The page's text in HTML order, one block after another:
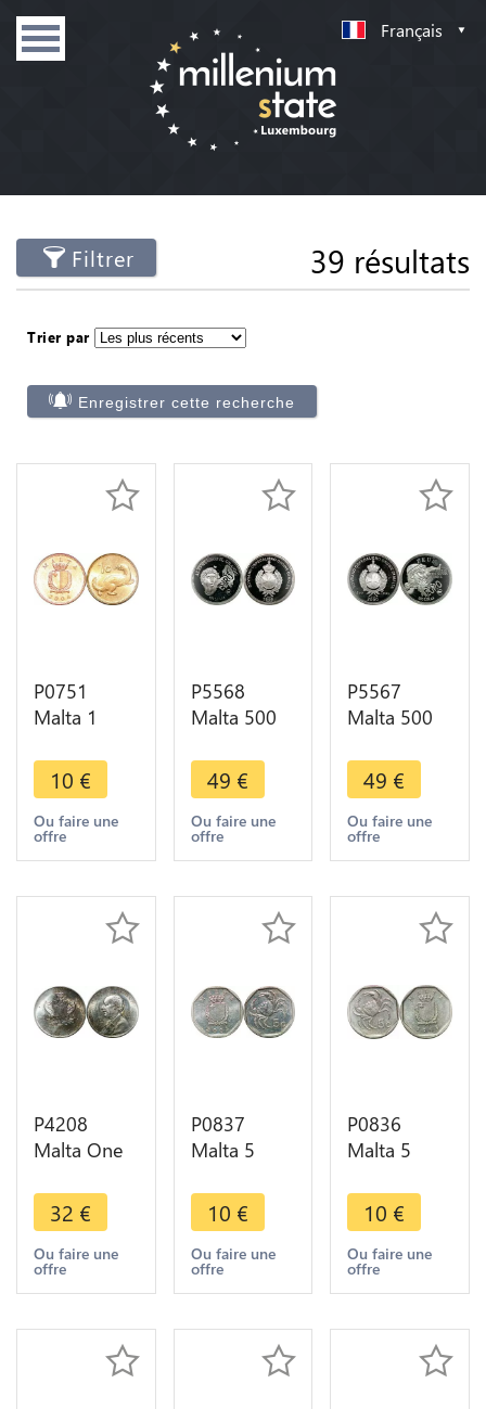
Français
Filtrer 39 résultats
Trier par
Enregistrer cette recherche
P0751
Malta 1
Arms 2004
UNC -
>Make
offer
10 €
Ou faire une
offre
P5568
Malta 500
Alexender
the Great II
Euro 1989
Silver
Offer
49 €
Ou faire une
offre
P5567
Malta 500
Mythologia
Euros 2000
Silver Proof
-> M Offer
49 €
Ou faire une
offre
P4208
Malta One
Manwel
Dimech
1972 Silver
UNC BU ->
32 €
Ou faire une
offre
P0837
Malta 5
Arm Crab
2001 FDC -
> Make
offer
10 €
Ou faire une
offre
P0836
Malta 5
Arm Crab
1998 FDC -
> Make
offer
10 €
Ou faire une
offre